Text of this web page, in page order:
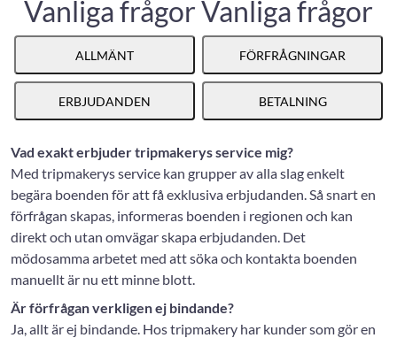
Vanliga frågorVanliga frågor
ALLMÄNT FÖRFRÅGNINGAR
ERBJUDANDEN BETALNING
Vad exakt erbjuder tripmakerys service mig?
Med tripmakerys service kan grupper av alla slag enkelt
begära boenden för att få exklusiva erbjudanden. Så snart en
förfrågan skapas, informeras boenden i regionen och kan
direkt och utan omvägar skapa erbjudanden. Det
mödosamma arbetet med att söka och kontakta boenden
manuellt är nu ett minne blott.
Är förfrågan verkligen ej bindande?
Ja, allt är ej bindande. Hos tripmakery har kunder som gör en